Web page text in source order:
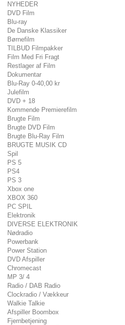
NYHEDER
DVD Film
Blu-ray
De Danske Klassiker
Børnefilm
TILBUD Filmpakker
Film Med Fri Fragt
Restlager af Film
Dokumentar
Blu-Ray 0-40,00 kr
Julefilm
DVD + 18
Kommende Premierefilm
Brugte Film
Brugte DVD Film
Brugte Blu-Ray Film
BRUGTE MUSIK CD
Spil
PS 5
PS4
PS 3
Xbox one
XBOX 360
PC SPIL
Elektronik
DIVERSE ELEKTRONIK
Nødradio
Powerbank
Power Station
DVD Afspiller
Chromecast
MP 3/ 4
Radio / DAB Radio
Clockradio / Vækkeur
Walkie Talkie
Afspiller Boombox
Fjernbetjening